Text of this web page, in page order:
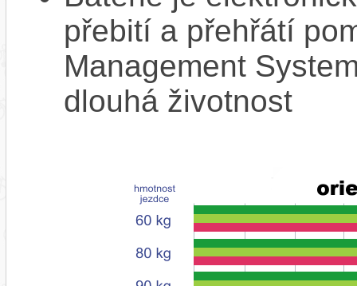
přebití a přehřátí
Management
dlouhá životnost